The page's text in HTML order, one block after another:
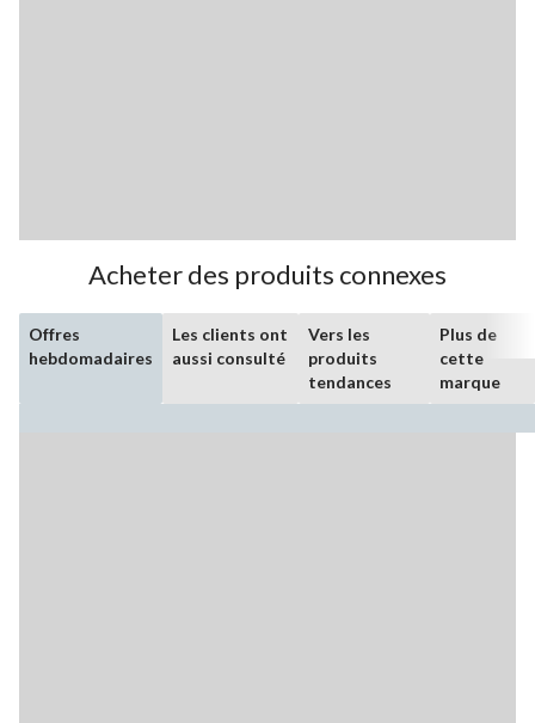
Acheter des produits connexes
Offres
hebdomadaires
Les clients ont
aussi consulté
Vers les
produits
tendances
Plus de
cette
marque